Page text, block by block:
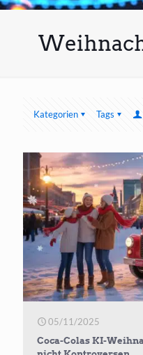
Kategorien Tags
05/11/2025
Coca-Colas KI-